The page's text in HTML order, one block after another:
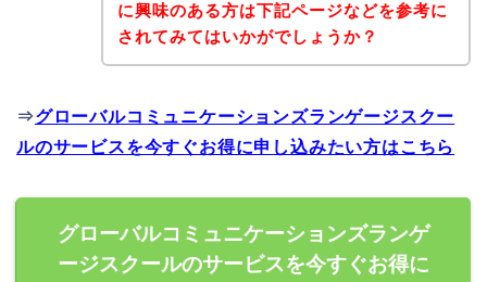
に興味のある方は下記ページなどを参考に
されてみてはいかがでしょうか？
⇒グローバルコミュニケーションズランゲージスクー
ルのサービスを今すぐお得に申し込みたい方はこちら
グローバルコミュニケーションズランゲ
ージスクールのサービスを今すぐお得に